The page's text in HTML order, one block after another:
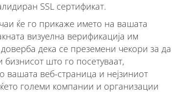
SSL сертификат.
ќе го прикаже името на вашата
визуелна верификација им
дека се преземени чекори за да
што го посетуваат,
вашата веб-страница и нејзиниот
големи компании и организации